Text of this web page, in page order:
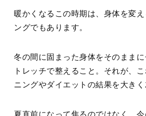
暖かくなるこの時期は、身体を変え
ングでもあります。
冬の間に固まった身体をそのまま
トレッチで整えること。それが、
ニングやダイエットの結果を大きく